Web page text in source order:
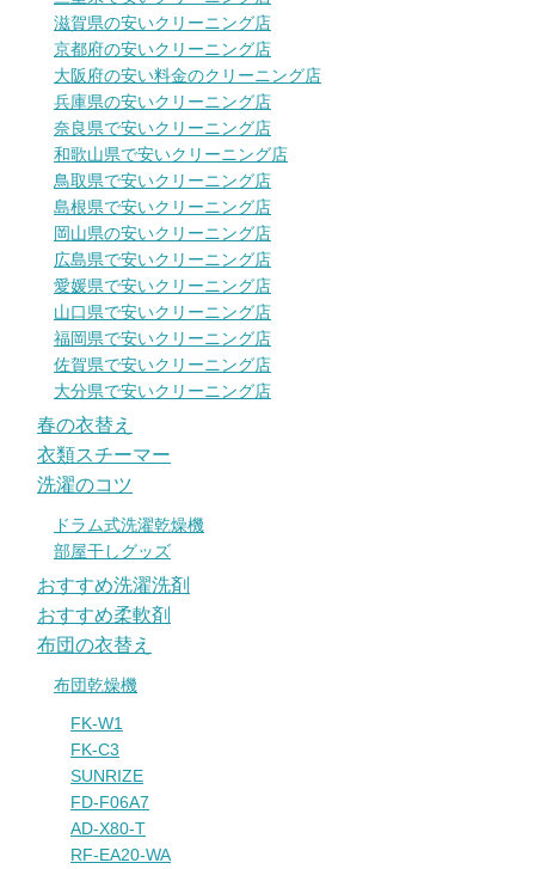
滋賀県の安いクリーニング店
京都府の安いクリーニング店
大阪府の安い料金のクリーニング店
兵庫県の安いクリーニング店
奈良県で安いクリーニング店
和歌山県で安いクリーニング店
鳥取県で安いクリーニング店
島根県で安いクリーニング店
岡山県の安いクリーニング店
広島県で安いクリーニング店
愛媛県で安いクリーニング店
山口県で安いクリーニング店
福岡県で安いクリーニング店
佐賀県で安いクリーニング店
大分県で安いクリーニング店
春の衣替え
衣類スチーマー
洗濯のコツ
ドラム式洗濯乾燥機
部屋干しグッズ
おすすめ洗濯洗剤
おすすめ柔軟剤
布団の衣替え
布団乾燥機
FK-W1
FK-C3
SUNRIZE
FD-F06A7
AD-X80-T
RF-EA20-WA